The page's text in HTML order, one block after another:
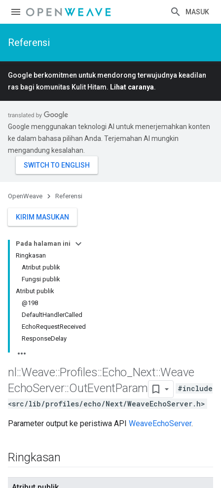
MASUK
Referensi
Google berkomitmen untuk mendorong terwujudnya keadilan
ras bagi komunitas Kulit Hitam. Lihat caranya.
Google menggunakan teknologi AI untuk menerjemahkan konten
ke dalam bahasa pilihan Anda. Terjemahan AI mungkin
mengandung kesalahan.
OpenWeave Referensi
KIRIM MASUKAN
Pada halaman ini
Ringkasan
Atribut publik
Fungsi publik
Atribut publik
@198
DefaultHandlerCalled
EchoRequestReceived
ResponseDelay
nl ::Weave::Profiles::Echo Next::Weave
EchoServer::OutEventParam
#include
<src/lib/profiles/echo/Next/WeaveEchoServer.h>
Parameter output ke peristiwa API WeaveEchoServer.
Ringkasan